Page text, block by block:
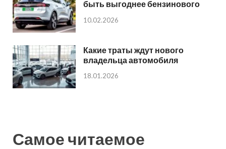
быть выгоднее бензинового
10.02.2026
Какие траты ждут нового
владельца автомобиля
18.01.2026
Самое читаемое